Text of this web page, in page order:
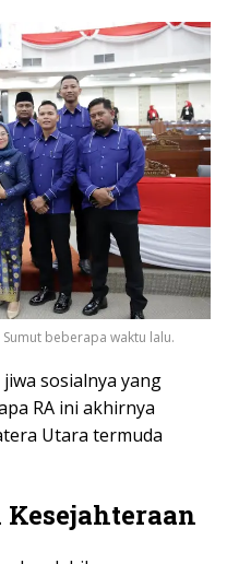
beberapa waktu lalu.
sosialnya yang
RA ini akhirnya
Utara termuda